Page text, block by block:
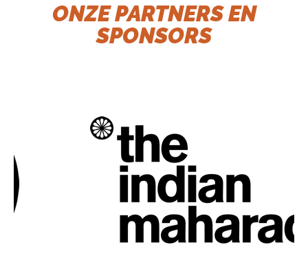
ONZE PARTNERS EN
SPONSORS